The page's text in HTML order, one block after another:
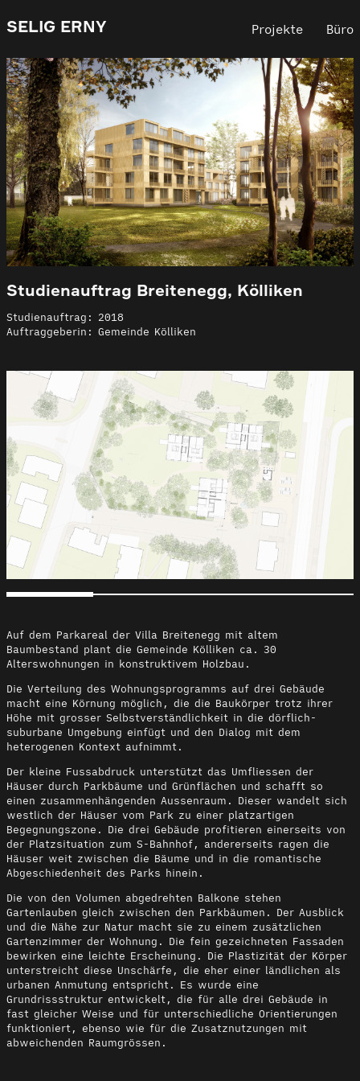
SELIG ERNY Projekte Büro
Studienauftrag Breitenegg, Kölliken
Studienauftrag: 2018
Auftraggeberin: Gemeinde Kölliken
Auf dem Parkareal der Villa Breitenegg mit altem
Baumbestand plant die Gemeinde Kölliken ca. 30
Alterswohnungen in konstruktivem Holzbau.
Die Verteilung des Wohnungsprogramms auf drei Gebäude
macht eine Körnung möglich, die die Baukörper trotz ihrer
Höhe mit grosser Selbstverständlichkeit in die dörflich-
suburbane Umgebung einfügt und den Dialog mit dem
heterogenen Kontext aufnimmt.
Der kleine Fussabdruck unterstützt das Umfliessen der
Häuser durch Parkbäume und Grünflächen und schafft so
einen zusammenhängenden Aussenraum. Dieser wandelt sich
westlich der Häuser vom Park zu einer platzartigen
Begegnungszone. Die drei Gebäude profitieren einerseits von
der Platzsituation zum S-Bahnhof, andererseits ragen die
Häuser weit zwischen die Bäume und in die romantische
Abgeschiedenheit des Parks hinein.
Die von den Volumen abgedrehten Balkone stehen
Gartenlauben gleich zwischen den Parkbäumen. Der Ausblick
und die Nähe zur Natur macht sie zu einem zusätzlichen
Gartenzimmer der Wohnung. Die fein gezeichneten Fassaden
bewirken eine leichte Erscheinung. Die Plastizität der Körper
unterstreicht diese Unschärfe, die eher einer ländlichen als
urbanen Anmutung entspricht. Es wurde eine
Grundrissstruktur entwickelt, die für alle drei Gebäude in
fast gleicher Weise und für unterschiedliche Orientierungen
funktioniert, ebenso wie für die Zusatznutzungen mit
abweichenden Raumgrössen.